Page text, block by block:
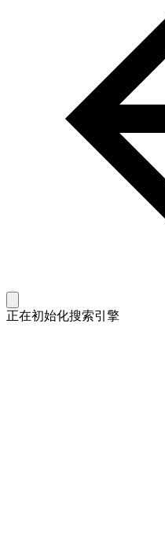
正在初始化搜索引擎